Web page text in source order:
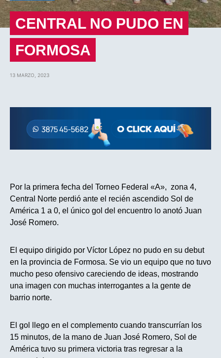
CENTRAL NO PUDO EN
FORMOSA
13 MARZO, 2023
Por la primera fecha del Torneo Federal «A», zona 4,
Central Norte perdió ante el recién ascendido Sol de
América 1 a 0, el único gol del encuentro lo anotó Juan
José Romero.
El equipo dirigido por Víctor López no pudo en su debut
en la provincia de Formosa. Se vio un equipo que no tuvo
mucho peso ofensivo careciendo de ideas, mostrando
una imagen con muchas interrogantes a la gente de
barrio norte.
El gol llego en el complemento cuando transcurrían los
15 minutos, de la mano de Juan José Romero, Sol de
América tuvo su primera victoria tras regresar a la